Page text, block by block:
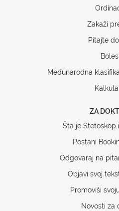
Zakaži
Pitajte
Međunarodna
ZA
Šta je
Postani
Odgovaraj na
Objavi svoj
Promoviši
Novosti za